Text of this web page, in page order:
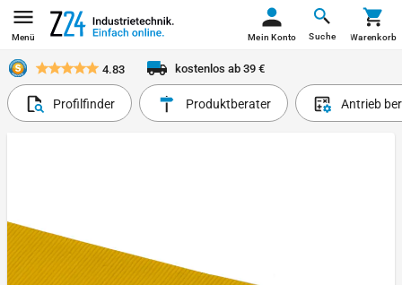
Menü Suche
Mein Konto Warenkorb
4.83 kostenlos ab 39 €
Profilfinder Produktberater Antrieb